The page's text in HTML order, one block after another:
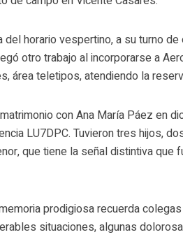
del horario vespertino, a su turno
otro trabajo al incorporarse a
área teletipos, atendiendo la
con Ana María Páez en
LU7DPC. Tuvieron tres hijos,
que tiene la señal distintiva
prodigiosa recuerda
situaciones, algunas